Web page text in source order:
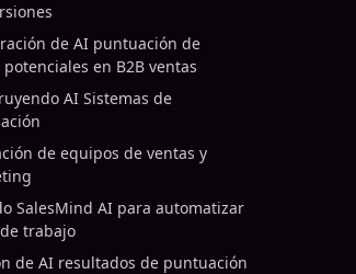
de AI puntuación de
en B2B ventas
AI Sistemas de
de equipos de ventas y
SalesMind AI para automatizar
trabajo
de AI resultados de puntuación